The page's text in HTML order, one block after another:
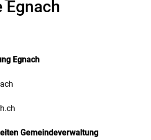
Egnach
Egnach
Gemeindeverwaltung